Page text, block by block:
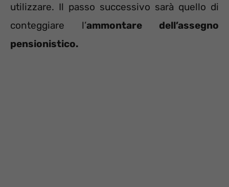
utilizzare. Il passo successivo sarà quello di
conteggiare l’ammontare dell’assegno
pensionistico.